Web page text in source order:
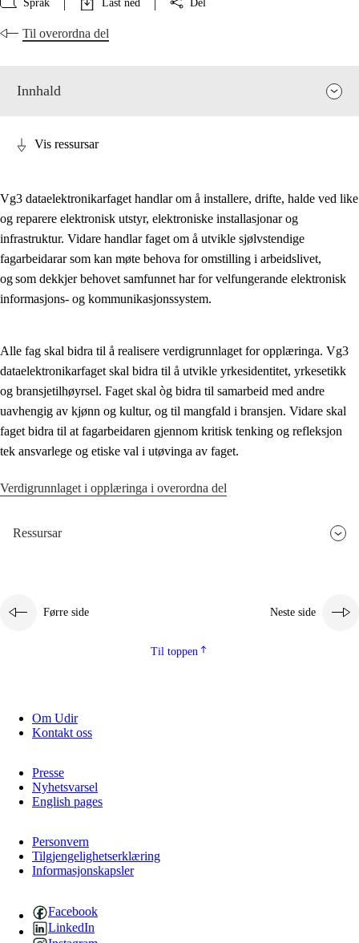
Språk Last ned Del
Til overordna del
Innhald
Fagrelevans og sentrale verdiar
Kjerneelement
Tverrfaglege tema
Vis ressursar
Vg3 dataelektronikarfaget handlar om å installere, drifte, halde ved like
og reparere elektronisk utstyr, elektroniske installasjonar og
infrastruktur. Vidare handlar faget om å utvikle sjølvstendige
fagarbeidarar som kan møte behova for omstilling i arbeidslivet,
og som dekkjer behovet samfunnet har for velfungerande elektronisk
informasjons- og kommunikasjonssystem.
Alle fag skal bidra til å realisere verdigrunnlaget for opplæringa. Vg3
dataelektronikarfaget skal bidra til å utvikle yrkesidentitet, yrkesetikk
og bransjetilhøyrsel. Faget skal òg bidra til samarbeid med andre
uavhengig av kjønn og kultur, og til mangfald i bransjen. Vidare skal
faget bidra til at fagarbeidaren gjennom kritisk tenking og refleksjon
tek ansvarlege og etiske val i utøvinga av faget.
Verdigrunnlaget i opplæringa i overordna del
Ressursar
Førre side Neste side
Til toppen
Om Udir
Kontakt oss
Presse
Nyhetsvarsel
English pages
Personvern
Tilgjengelighetserklæring
Informasjonskapsler
Facebook
LinkedIn